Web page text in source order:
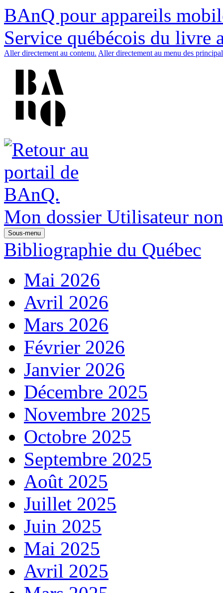
BAnQ pour appareils
Service québécois du livre
Aller directement au contenu. Aller directement au menu des
Mon dossier Utilisateur
Sous-menu
Bibliographie du Québec
Mai 2026
Avril 2026
Mars 2026
Février 2026
Janvier 2026
Décembre 2025
Novembre 2025
Octobre 2025
Septembre 2025
Août 2025
Juillet 2025
Juin 2025
Mai 2025
Avril 2025